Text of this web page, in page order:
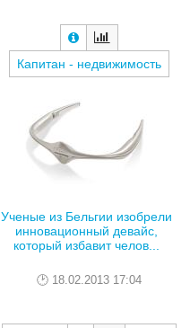
Капитан - недвижимость
Ученые из Бельгии изобрели
инновационный девайс,
который избавит челов...
18.02.2013 17:04